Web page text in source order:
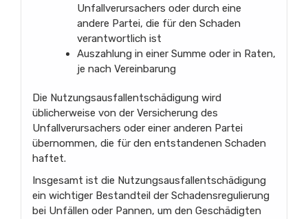
Unfallverursachers oder durch eine
andere Partei, die für den Schaden
verantwortlich ist
Auszahlung in einer Summe oder in Raten,
je nach Vereinbarung
Die Nutzungsausfallentschädigung wird
üblicherweise von der Versicherung des
Unfallverursachers oder einer anderen Partei
übernommen, die für den entstandenen Schaden
haftet.
Insgesamt ist die Nutzungsausfallentschädigung
ein wichtiger Bestandteil der Schadensregulierung
bei Unfällen oder Pannen, um den Geschädigten